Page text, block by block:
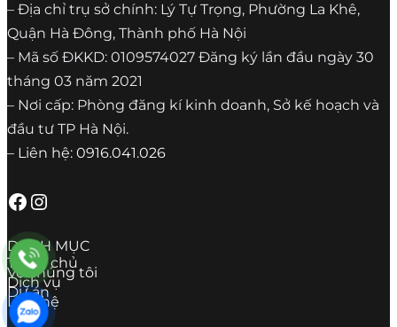
– Địa chỉ trụ sở chính: Lý Tự Trọng, Phường La Khê,
Quận Hà Đông, Thành phố Hà Nội
– Mã số ĐKKD: 0109574027 Đăng ký lần đầu ngày 30
tháng 03 năm 2021
– Nơi cấp: Phòng đăng kí kinh doanh, Sở kế hoạch và
đầu tư TP Hà Nội.
– Liên hệ: 0916.041.026
Facebook Instagram
DANH MỤC
Trang chủ
Về chúng tôi
Dịch vụ
Dự án
Liên hệ